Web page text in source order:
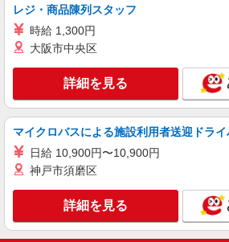
一般事務
月給306100円 ★交通
東京都港区（浜松町
キープ
派遣社員
株式会社パソナ・東京キャリアセンター/
時給2050円 ★交通費
東京都港区（六本木駅
レジ・商品陳列スタッフ
時給 1,300円
大阪市中央区
詳細を見る
マイクロバスによる施設利用者送迎ドライ
日給 10,900円〜10,900円
神戸市須磨区
詳細を見る